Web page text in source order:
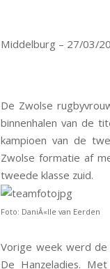
Middelburg – 27/03/
De Zwolse
binnenhalen van de
kampioen van de
Zwolse formatie af
tweede klasse zuid.
Foto: DaniÃ«lle van Eerden
Vorige week werd
De Hanzeladies.